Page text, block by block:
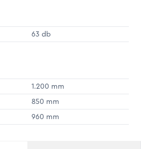
63 db
1.200 mm
850 mm
960 mm